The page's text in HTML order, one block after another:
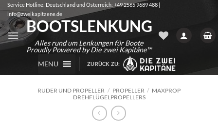
Zum
Inhalt
springen
Service Hotline: Deutschland und Österreich: +49 2565 9689 488 |
info@zweikapitaene.de
BOOTSLENKUNG
Alles rund um Lenkungen für Boote
Proudly Powered by Die zwei Kapitäne™
MENU
ZURÜCK ZU:
RUDER UND PROPELLER / PROPELLER / MAXPROP
DREHFLÜGELPROPELLERS